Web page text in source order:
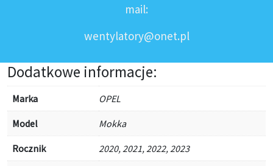
mail:
wentylatory@onet.pl
Dodatkowe informacje:
Marka OPEL
Model Mokka
Rocznik 2020, 2021, 2022, 2023